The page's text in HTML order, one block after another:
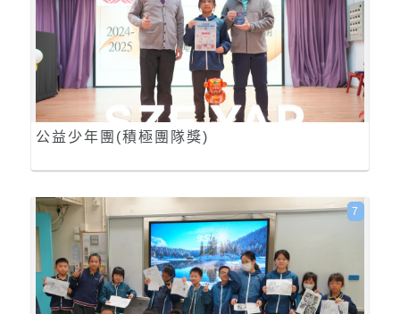
公益少年團(積極團隊獎)
7